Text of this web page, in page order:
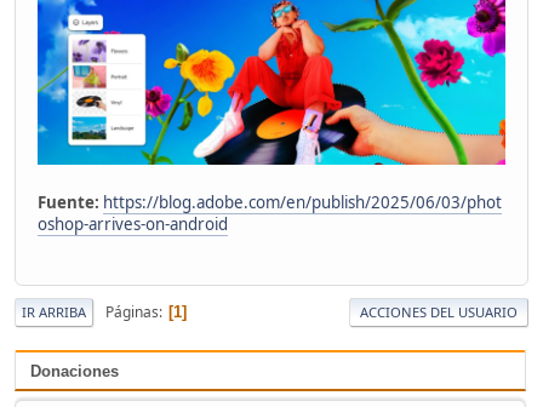
Donaciones
Fuente: https://blog.adobe.com/en/publish/2025/06/03/phot
oshop-arrives-on-android
IR ARRIBA Páginas 1 ACCIONES DEL USUARIO